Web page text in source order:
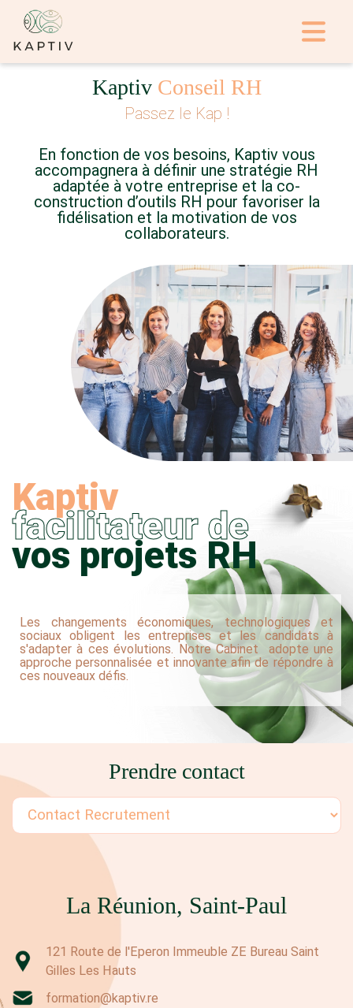
Kaptiv Conseil RH
Passez le Kap !
En fonction de vos besoins, Kaptiv vous
accompagnera à définir une stratégie RH
adaptée à votre entreprise et la co-
construction d’outils RH pour favoriser la
fidélisation et la motivation de vos
collaborateurs.
Kaptiv
facilitateur de
vos projets RH
Les changements économiques, technologiques et
sociaux obligent les entreprises et les candidats à
s'adapter à ces évolutions. Notre Cabinet adopte une
approche personnalisée et innovante afin de répondre à
ces nouveaux défis.
Prendre contact
La Réunion, Saint-Paul
121 Route de l'Eperon Immeuble ZE Bureau Saint
Gilles Les Hauts
formation@kaptiv.re